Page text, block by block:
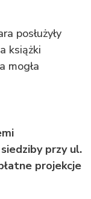
posłużyły
książki
mogła
przy ul.
projekcje